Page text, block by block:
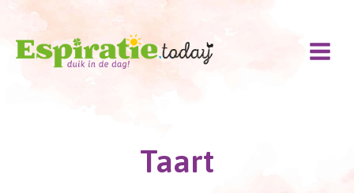
Doorgaan
inhoud
Taart